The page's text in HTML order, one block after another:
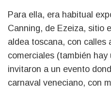
Para ella, era habitual
Canning, de Ezeiza, sitio
aldea toscana, con calles
comerciales (también hay
invitaron a un evento
carnaval veneciano, con